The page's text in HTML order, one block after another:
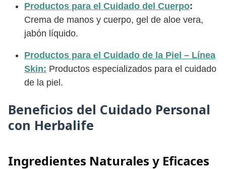
Productos para el Cuidado del Cuerpo:
Crema de manos y cuerpo, gel de aloe vera,
jabón líquido.
Productos para el Cuidado de la Piel – Línea
Skin: Productos especializados para el cuidado
de la piel.
Beneficios del Cuidado Personal
con Herbalife
Ingredientes Naturales y Eficaces